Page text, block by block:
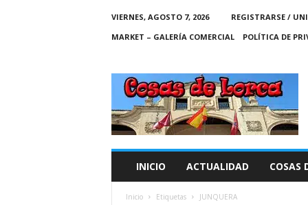
VIERNES, AGOSTO 7, 2026
REGISTRARSE /
MARKET – GALERÍA COMERCIAL
POLÍTICA DE
C
A
S
INICIO ACTUALIDAD COSAS
Inicio Etiquetas JUNQUERA